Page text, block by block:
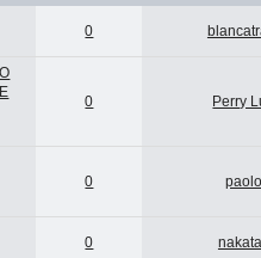
0
0 Perry
0
0